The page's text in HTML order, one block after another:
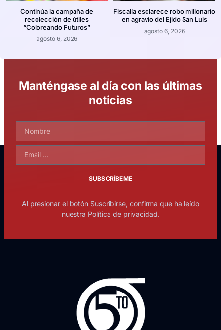
Continúa la campaña de
recolección de útiles
“Coloreando Futuros”
agosto 6, 2026
Fiscalía esclarece robo millonario
en agravio del Ejido San Luis
agosto 6, 2026
Manténgase al día con las últimas
noticias
SUBSCRÍBEME
Al presionar el botón Suscribirse, confirma que ha leído
nuestra Política de privacidad.